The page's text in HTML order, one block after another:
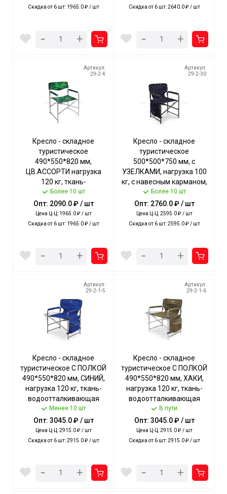
Скидка от 6 шт: 1965.0 ₽ / шт
- +
Скидка от 6 шт: 2640.0 ₽ / шт
- +
Артикул:
29-2-4
Кресло - складное
туристическое
490*550*820 мм,
ЦВ.АССОРТИ нагрузка
120 кг, ткань-
водоотталкивающая
пропитка арт. КС3 NIKA [2]
Более 10 шт
Опт: 2090.0 ₽ / шт
Цена Ц-Ц: 1965.0 ₽ / шт
Скидка от 6 шт: 1965.0 ₽ / шт
- +
Артикул:
29-2-30
Кресло - складное
туристическое
500*500*750 мм, с
УЗЕЛКАМИ, нагрузка 100
кг, с навесным карманом,
ткань - водооттал.
пропитка арт. КС1/УЗ
NIKA [2]
Более 10 шт
Опт: 2760.0 ₽ / шт
Цена Ц-Ц: 2595.0 ₽ / шт
Скидка от 6 шт: 2595.0 ₽ / шт
- +
Артикул:
29-2-1-5
Кресло - складное
туристическое С ПОЛКОЙ
490*550*820 мм, СИНИЙ,
нагрузка 120 кг, ткань-
водоотталкивающая
пропитка арт. КСП/6 NIKA
[2]
Менее 10 шт
Опт: 3045.0 ₽ / шт
Цена Ц-Ц: 2915.0 ₽ / шт
Скидка от 6 шт: 2915.0 ₽ / шт
- +
Артикул:
29-2-1-6
Кресло - складное
туристическое С ПОЛКОЙ
490*550*820 мм, ХАКИ,
нагрузка 120 кг, ткань-
водоотталкивающая
пропитка арт. КСП/7 NIKA
[2]
В пути
Опт: 3045.0 ₽ / шт
Цена Ц-Ц: 2915.0 ₽ / шт
Скидка от 6 шт: 2915.0 ₽ / шт
- +